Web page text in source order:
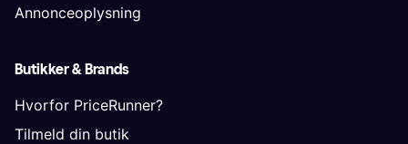
Annonceoplysning
Butikker & Brands
Hvorfor PriceRunner?
Tilmeld din butik